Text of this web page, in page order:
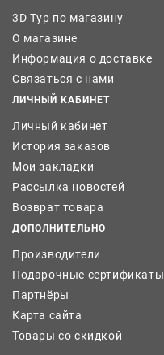
3D Тур по магазину
О магазине
Информация о доставке
Связаться с нами
ЛИЧНЫЙ КАБИНЕТ
Личный кабинет
История заказов
Мои закладки
Рассылка новостей
Возврат товара
ДОПОЛНИТЕЛЬНО
Производители
Подарочные сертификаты
Партнёры
Карта сайта
Товары со скидкой